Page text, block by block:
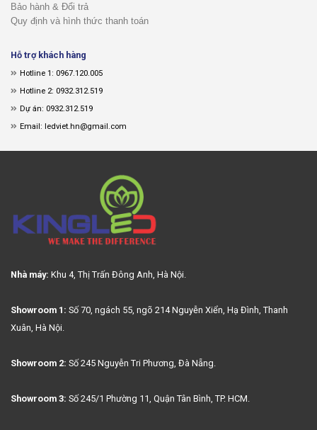
Bảo hành & Đổi trả
Quy định và hình thức thanh toán
Hỗ trợ khách hàng
Hotline 1: 0967.120.005
Hotline 2: 0932.312.519
Dự án: 0932.312.519
Email: ledviet.hn@gmail.com
Nhà máy: Khu 4, Thị Trấn Đông Anh, Hà Nội.
Showroom 1: Số 70, ngách 55, ngõ 214 Nguyễn Xiển, Hạ Đình, Thanh
Xuân, Hà Nội.
Showroom 2: Số 245 Nguyễn Tri Phương, Đà Nẵng.
Showroom 3: Số 245/1 Phường 11, Quận Tân Bình, TP. HCM.